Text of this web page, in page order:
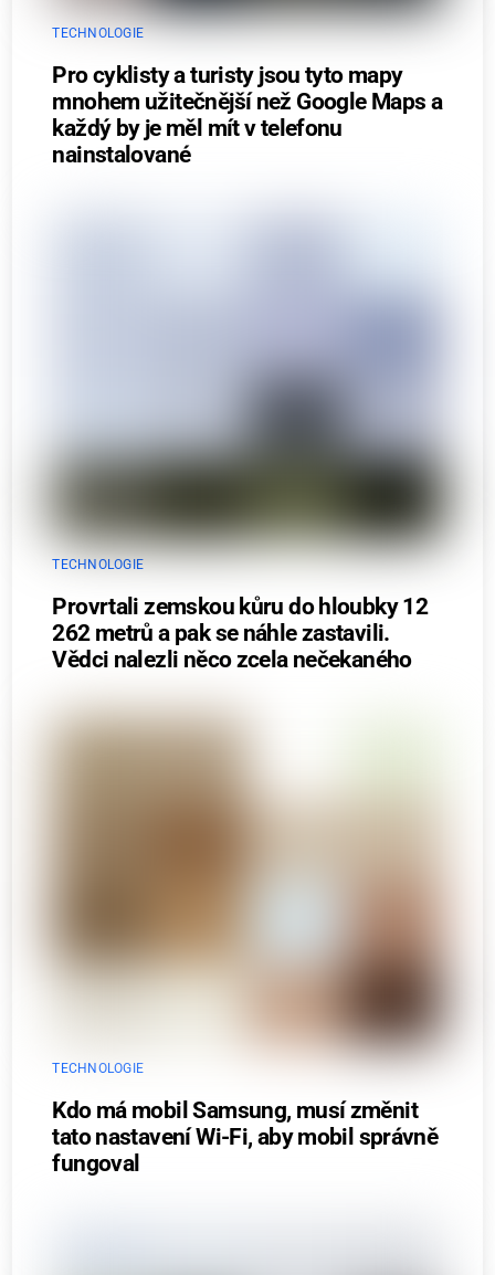
TECHNOLOGIE
Pro cyklisty a turisty jsou tyto mapy
mnohem užitečnější než Google Maps a
každý by je měl mít v telefonu
nainstalované
TECHNOLOGIE
Provrtali zemskou kůru do hloubky 12
262 metrů a pak se náhle zastavili.
Vědci nalezli něco zcela nečekaného
TECHNOLOGIE
Kdo má mobil Samsung, musí změnit
tato nastavení Wi-Fi, aby mobil správně
fungoval